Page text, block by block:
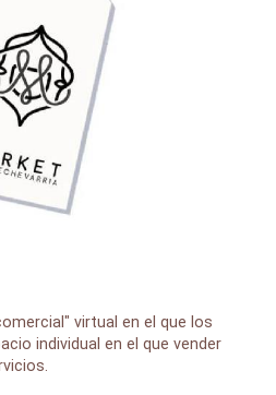
virtual en el que los
individual en el que vender